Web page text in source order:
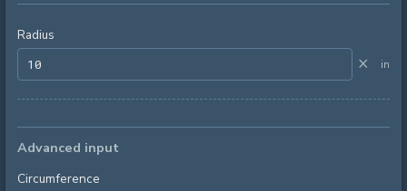
Radius
× in
Advanced input
Circumference